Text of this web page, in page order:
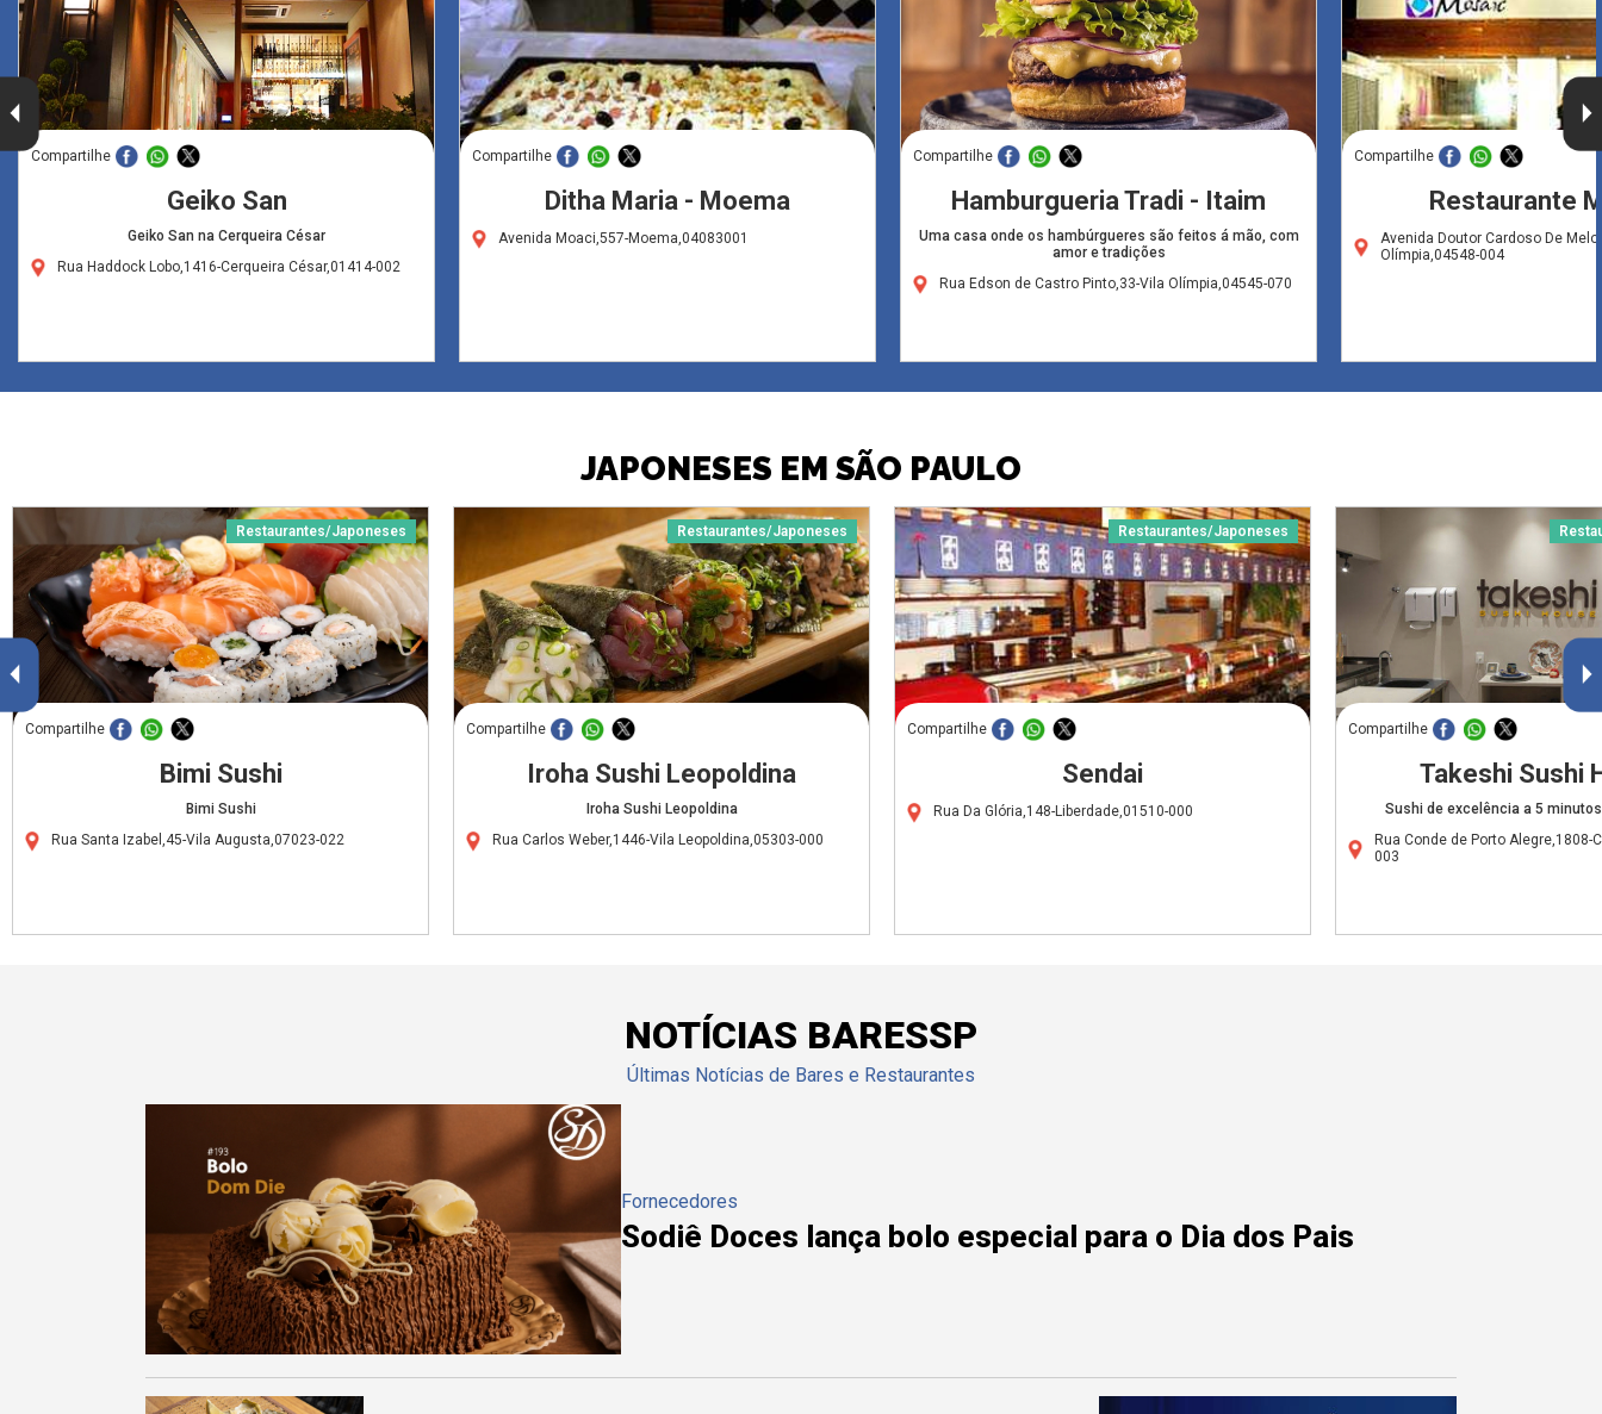
Compartilhe
Geiko San
Geiko San na Cerqueira César
Rua Haddock Lobo,1416-Cerqueira César,01414-002
Compartilhe
Ditha Maria - Moema
Avenida Moaci,557-Moema,04083001
Compartilhe
Hamburgueria Tradi - Itaim
Uma casa onde os hambúrgueres são feitos á mão, com
amor e tradições
Rua Edson de Castro Pinto,33-Vila Olímpia,04545-070
Compartilhe
Restaurante
Avenida Doutor Cardoso De
Olímpia,04548-004
JAPONESES EM SÃO PAULO
Restaurantes/Japoneses
Compartilhe
Bimi Sushi
Bimi Sushi
Rua Santa Izabel,45-Vila Augusta,07023-022
Restaurantes/Japoneses
Compartilhe
Iroha Sushi Leopoldina
Iroha Sushi Leopoldina
Rua Carlos Weber,1446-Vila Leopoldina,05303-000
Restaurantes/Japoneses
Compartilhe
Sendai
Rua Da Glória,148-Liberdade,01510-000
Compartilhe
Takeshi Sushi
Sushi de excelência a 5
Rua Conde de Porto Alegre,1808-
003
NOTÍCIAS BARESSP
Últimas Notícias de Bares e Restaurantes
Fornecedores
Sodiê Doces lança bolo especial para o Dia dos Pais